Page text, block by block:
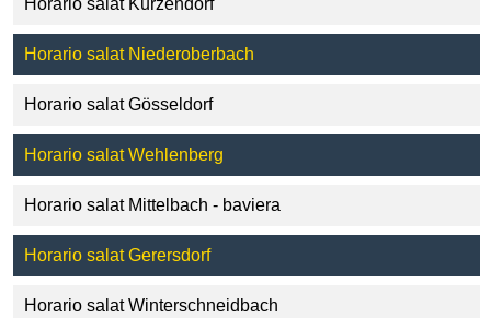
Horario salat Kurzendorf
Horario salat Niederoberbach
Horario salat Gösseldorf
Horario salat Wehlenberg
Horario salat Mittelbach - baviera
Horario salat Gerersdorf
Horario salat Winterschneidbach